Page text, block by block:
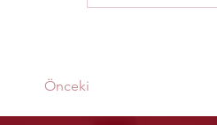
Önceki